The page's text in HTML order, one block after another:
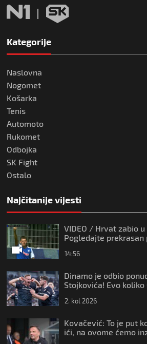
Kategorije
Naslovna
Nogomet
Košarka
Tenis
Automoto
Rukomet
Odbojka
SK Fight
Ostalo
Najčitanije vijesti
VIDEO / Hrvat zabio
Pogledajte prekrasan
14:56
Dinamo je odbio
Stojkovića! Evo
2. kol 2026
Kovačević: To je put
ići, na ovome ćemo